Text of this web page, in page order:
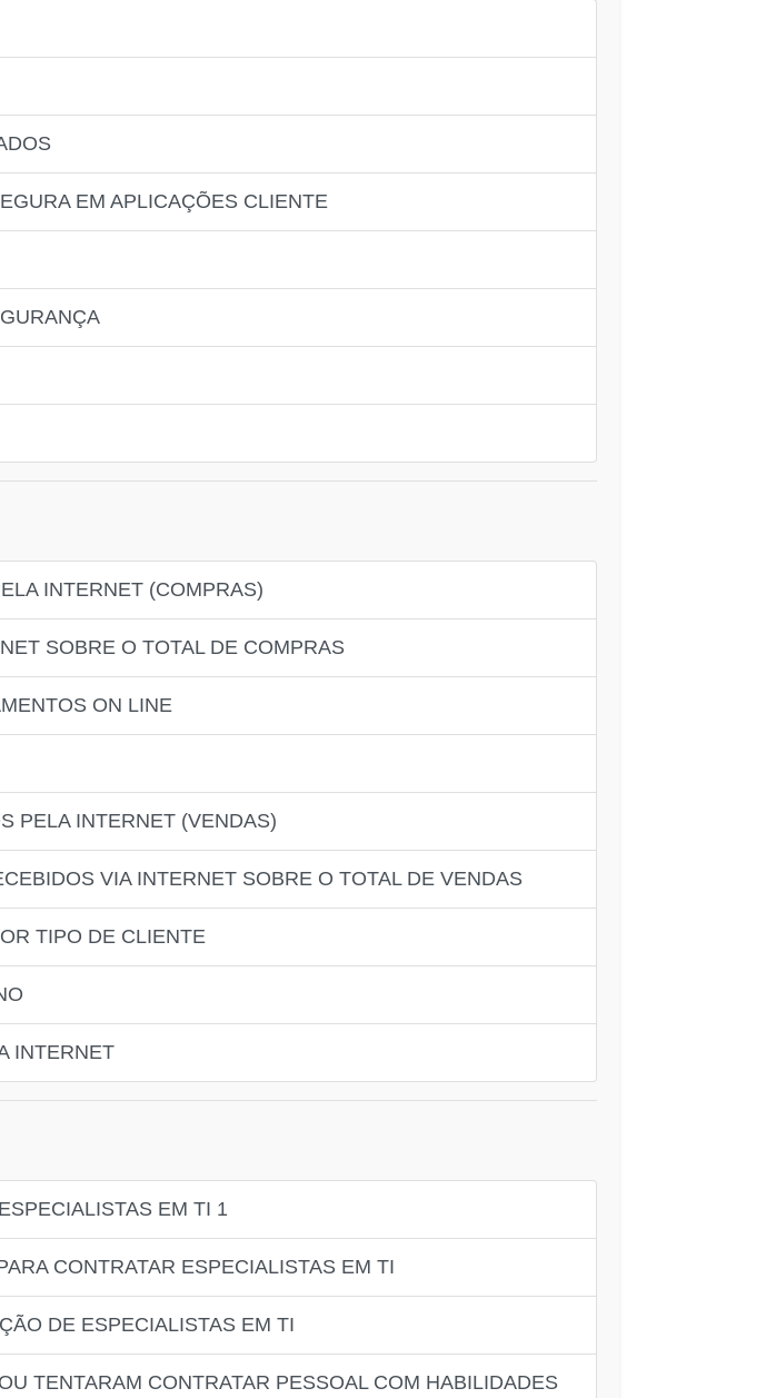
EM APLICAÇÕES CLIENTE
INTERNET (COMPRAS)
SOBRE O TOTAL DE COMPRAS
ON LINE
PELA INTERNET (VENDAS)
VIA INTERNET SOBRE O TOTAL DE VENDAS
TIPO DE CLIENTE
INTERNET
EM TI 1
CONTRATAR ESPECIALISTAS EM TI
DE ESPECIALISTAS EM TI
TENTARAM CONTRATAR PESSOAL COM HABILIDADES